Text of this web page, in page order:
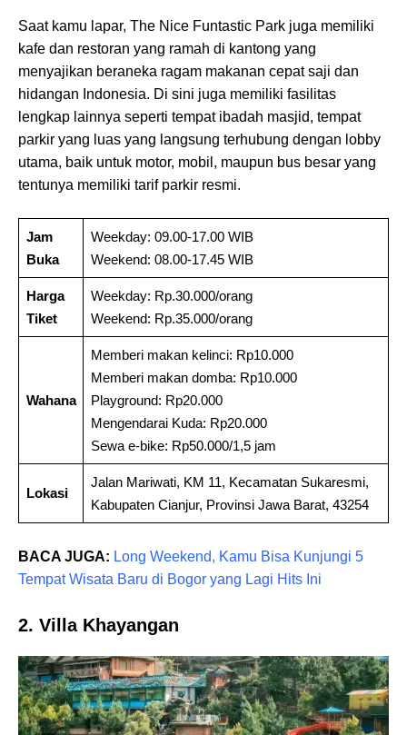
Saat kamu lapar, The Nice Funtastic Park juga memiliki
kafe dan restoran yang ramah di kantong yang
menyajikan beraneka ragam makanan cepat saji dan
hidangan Indonesia. Di sini juga memiliki fasilitas
lengkap lainnya seperti tempat ibadah masjid, tempat
parkir yang luas yang langsung terhubung dengan lobby
utama, baik untuk motor, mobil, maupun bus besar yang
tentunya memiliki tarif parkir resmi.
Jam
Buka
Weekday: 09.00-17.00 WIB
Weekend: 08.00-17.45 WIB
Harga
Tiket
Weekday: Rp.30.000/orang
Weekend: Rp.35.000/orang
Wahana
Memberi makan kelinci: Rp10.000
Memberi makan domba: Rp10.000
Playground: Rp20.000
Mengendarai Kuda: Rp20.000
Sewa e-bike: Rp50.000/1,5 jam
Lokasi
Jalan Mariwati, KM 11, Kecamatan Sukaresmi,
Kabupaten Cianjur, Provinsi Jawa Barat, 43254
BACA JUGA: Long Weekend, Kamu Bisa Kunjungi 5
Tempat Wisata Baru di Bogor yang Lagi Hits Ini
2. Villa Khayangan